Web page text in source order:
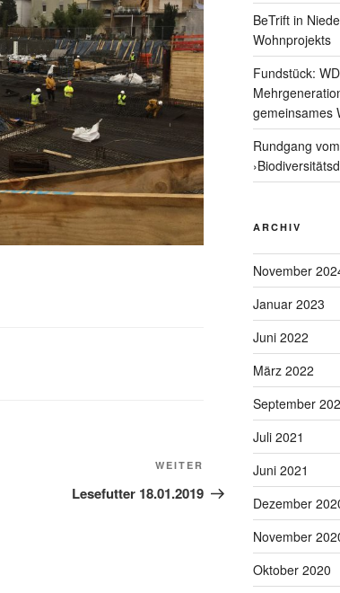
Nächster
Beitrag
WEITER
Lesefutter 18.01.2019
BeTrift in
Wohnprojekts
Fundstück:
gemeinsames
Rundgang
ARCHIV
November
Januar 2023
Juni 2022
März 2022
September
Juli 2021
Juni 2021
Dezember
November
Oktober 2020